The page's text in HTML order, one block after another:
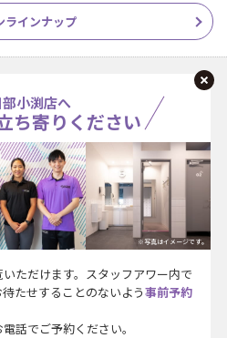
ラインナップ
小渕店へ
ち寄りください
※写真はイメージです。
ただけます。スタッフアワー内で
たせすることのないよう事前予約
話でご予約ください。